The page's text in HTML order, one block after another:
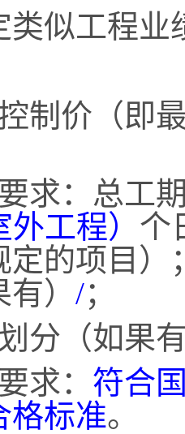
类似工程业
制价（即
求：总工
工程） 个
定的项目）
） /；
分（如果
求： 符合
格标准。